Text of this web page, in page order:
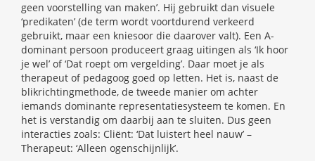
geen voorstelling van maken’. Hij gebruikt dan visuele
‘predikaten’ (de term wordt voortdurend verkeerd
gebruikt, maar een kniesoor die daarover valt). Een A-
dominant persoon produceert graag uitingen als ‘Ik hoor
je wel’ of ‘Dat roept om vergelding’. Daar moet je als
therapeut of pedagoog goed op letten. Het is, naast de
blikrichtingmethode, de tweede manier om achter
iemands dominante representatiesysteem te komen. En
het is verstandig om daarbij aan te sluiten. Dus geen
interacties zoals: Cliënt: ‘Dat luistert heel nauw’ –
Therapeut: ‘Alleen ogenschijnlijk’.